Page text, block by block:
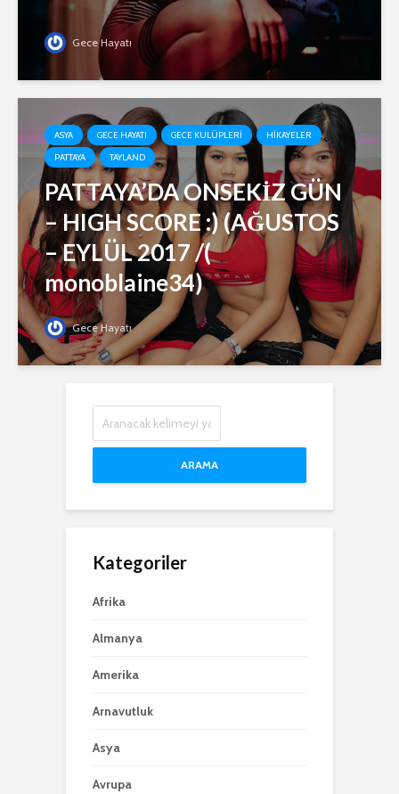
Gece Hayatı
ASYA GECE HAYATI GECE KULÜPLERI
HIKAYELER
PATTAYA
TAYLAND
PATTAYA’DA ONSEKİZ GÜN
– HIGH SCORE :) (AĞUSTOS
– EYLÜL 2017 /(
monoblaine34)
Gece Hayatı
ARAMA
Kategoriler
Afrika
Almanya
Amerika
Arnavutluk
Asya
Avrupa